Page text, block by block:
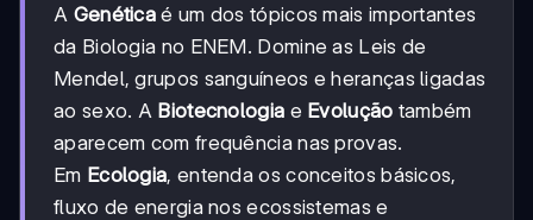
A Genética é um dos tópicos mais importantes
da Biologia no ENEM. Domine as Leis de
Mendel, grupos sanguíneos e heranças ligadas
ao sexo. A Biotecnologia e Evolução também
aparecem com frequência nas provas.
Em Ecologia, entenda os conceitos básicos,
fluxo de energia nos ecossistemas e